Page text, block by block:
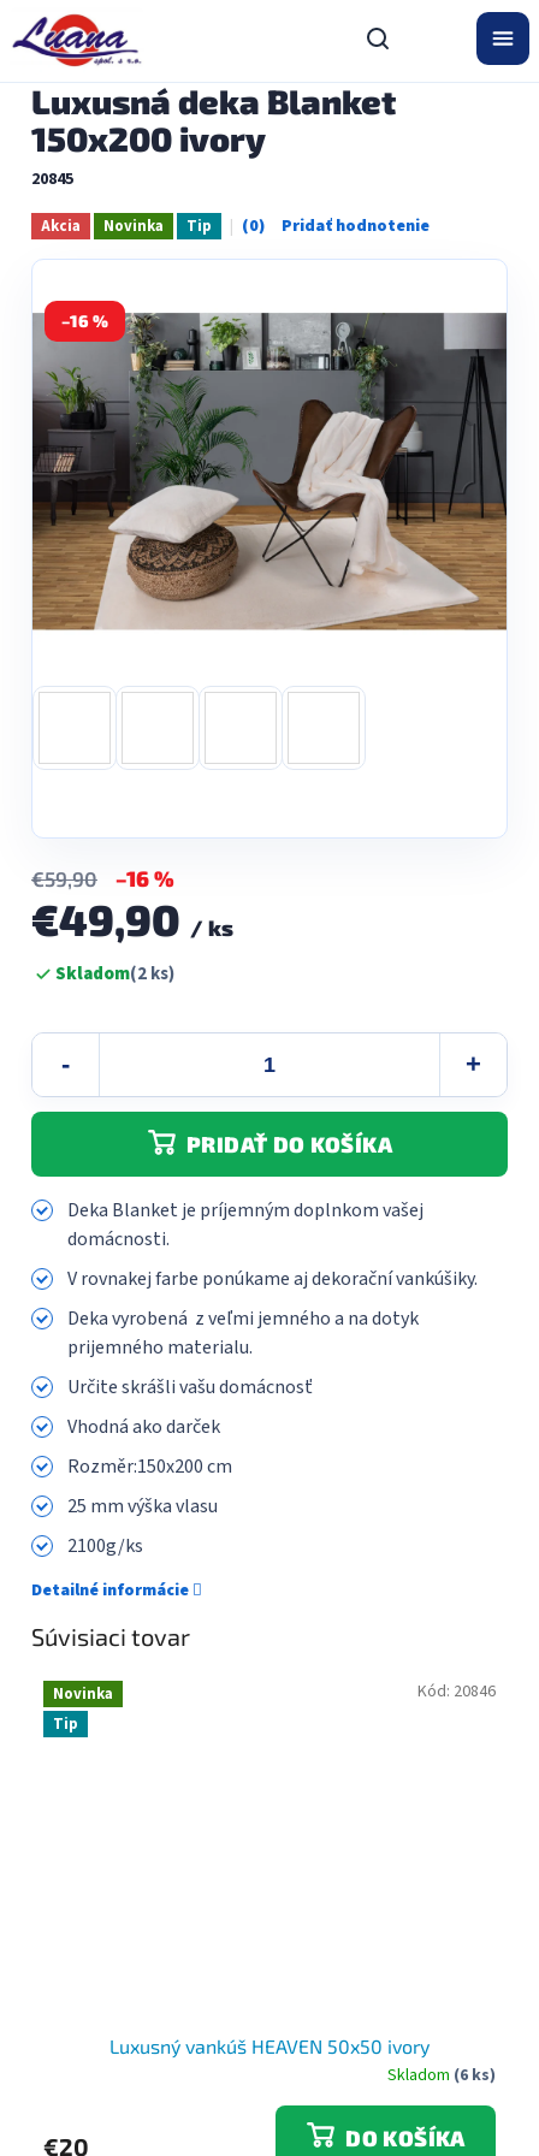
obsah
Luxusná deka Blanket
150x200 ivory
20845
Akcia Novinka Tip
Priemerné
hodnotenie
0,0
z
5
hviezdičiek.
–16 %
€59,90 –16 %
€49,90 / ks
Jednotková
cena:Skladom(2 ks)
PRIDAŤ DO KOŠÍKA
Deka Blanket je príjemným doplnkom vašej
domácnosti.
V rovnakej farbe ponúkame aj dekorační vankúšiky.
Deka vyrobená z veľmi jemného a na dotyk
prijemného materialu.
Určite skrášli vašu domácnosť
Vhodná ako darček
Rozměr:150x200 cm
25 mm výška vlasu
2100g/ks
Detailné informácie
Súvisiaci tovar
Novinka
Tip
Luxusný vankúš HEAVEN 50x50 ivory
Skladom (6 ks)
€20 DO KOŠÍKA
Kód: 20846